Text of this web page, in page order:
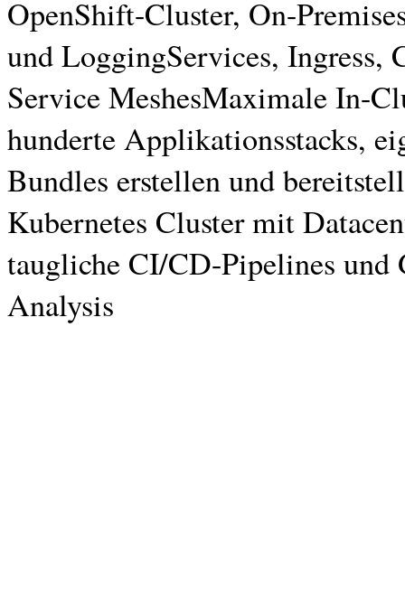
OpenShift-Cluster, On-
und LoggingServices, Ingress,
Service MeshesMaximale In-
hunderte Applikationsstacks,
Bundles erstellen und
Kubernetes Cluster mit
taugliche CI/CD-Pipelines
Analysis